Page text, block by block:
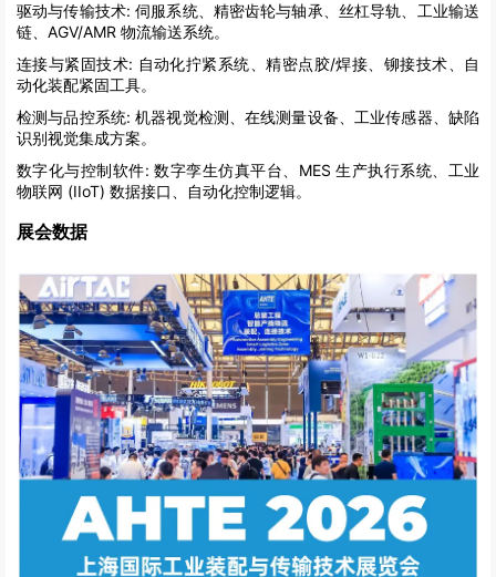
驱动与传输技术: 伺服系统、精密齿轮与轴承、丝杠导轨、工业输送
链、AGV/AMR 物流输送系统。
连接与紧固技术: 自动化拧紧系统、精密点胶/焊接、铆接技术、自
动化装配紧固工具。
检测与品控系统: 机器视觉检测、在线测量设备、工业传感器、缺陷
识别视觉集成方案。
数字化与控制软件: 数字孪生仿真平台、MES 生产执行系统、工业
物联网 (IIoT) 数据接口、自动化控制逻辑。
展会数据